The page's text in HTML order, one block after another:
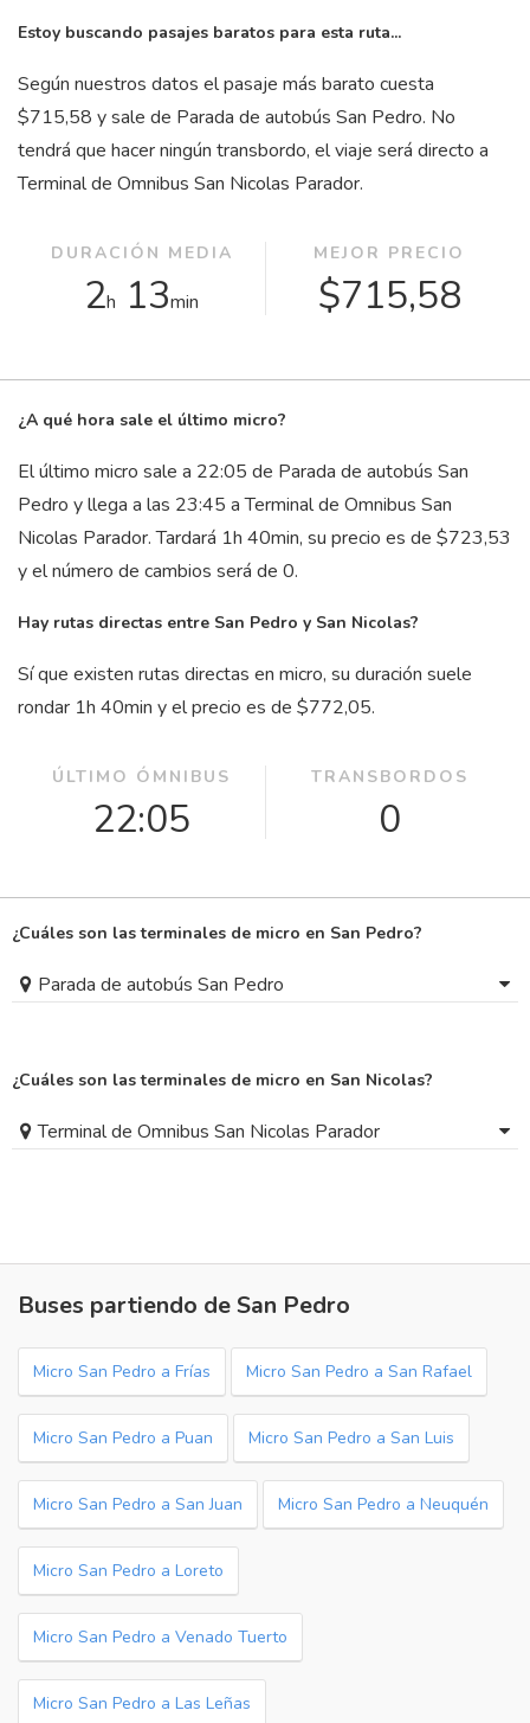
Estoy buscando pasajes baratos para esta ruta...
Según nuestros datos el pasaje más barato cuesta
$715,58 y sale de Parada de autobús San Pedro. No
tendrá que hacer ningún transbordo, el viaje será directo a
Terminal de Omnibus San Nicolas Parador.
DURACIÓN MEDIA
2h 13min
MEJOR PRECIO
$715,58
¿A qué hora sale el último micro?
El último micro sale a 22:05 de Parada de autobús San
Pedro y llega a las 23:45 a Terminal de Omnibus San
Nicolas Parador. Tardará 1h 40min, su precio es de $723,53
y el número de cambios será de 0.
Hay rutas directas entre San Pedro y San Nicolas?
Sí que existen rutas directas en micro, su duración suele
rondar 1h 40min y el precio es de $772,05.
ÚLTIMO ÓMNIBUS
22:05
TRANSBORDOS
0
¿Cuáles son las terminales de micro en San Pedro?
Parada de autobús San Pedro
¿Cuáles son las terminales de micro en San Nicolas?
Terminal de Omnibus San Nicolas Parador
Buses partiendo de San Pedro
Micro San Pedro a Frías Micro San Pedro a San Rafael
Micro San Pedro a Puan Micro San Pedro a San Luis
Micro San Pedro a San Juan Micro San Pedro a Neuquén
Micro San Pedro a Loreto
Micro San Pedro a Venado Tuerto
Micro San Pedro a Las Leñas